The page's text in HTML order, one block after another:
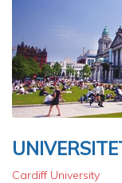
Cardiff University